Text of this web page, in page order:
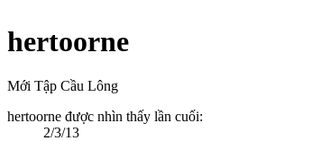
hertoorne
Mới Tập Cầu Lông
hertoorne được nhìn thấy lần cuối:
2/3/13